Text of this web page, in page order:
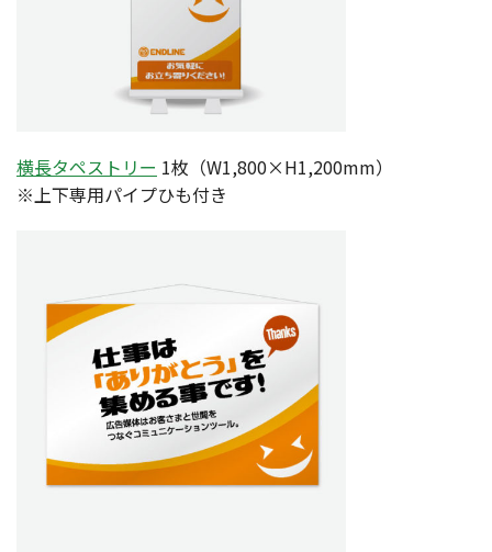
横長タペストリー 1枚（W1,800×H1,200mm）
※上下専用パイプひも付き